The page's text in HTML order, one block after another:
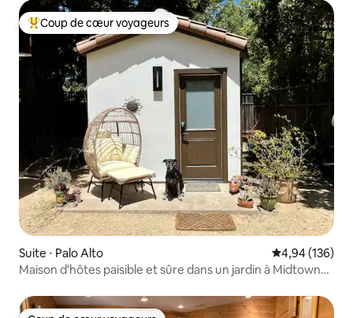
Coups de cœur voyageurs les plus appréciés
Coup de cœur voyageurs
Suite ⋅ Palo Alto Évaluation
4,94 (136)
Maison d'hôtes paisible et sûre dans un jardin à Midtown